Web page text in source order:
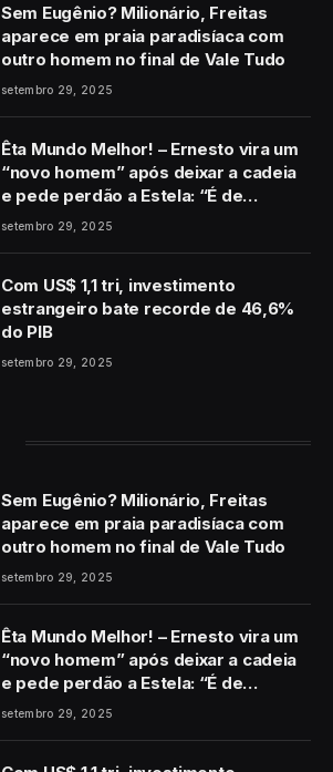
Sem Eugênio? Milionário, Freitas
aparece em praia paradisíaca com
outro homem no final de Vale Tudo
setembro 29, 2025
Êta Mundo Melhor! – Ernesto vira um
“novo homem” após deixar a cadeia
e pede perdão a Estela: “É de
coração”
setembro 29, 2025
Com US$ 1,1 tri, investimento
estrangeiro bate recorde de 46,6%
do PIB
setembro 29, 2025
Sem Eugênio? Milionário, Freitas
aparece em praia paradisíaca com
outro homem no final de Vale Tudo
setembro 29, 2025
Êta Mundo Melhor! – Ernesto vira um
“novo homem” após deixar a cadeia
e pede perdão a Estela: “É de
coração”
setembro 29, 2025